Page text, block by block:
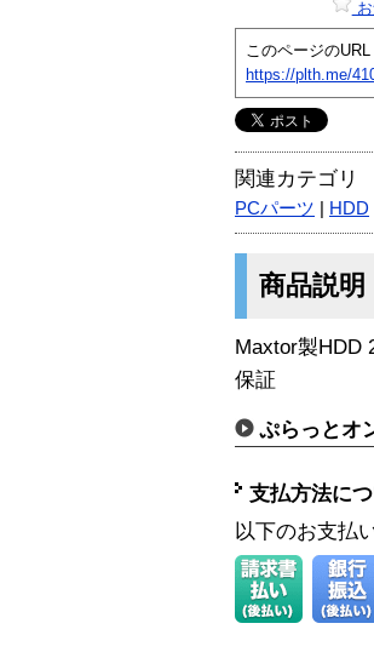
このページのURL
https://plth.me/
関連カテゴリ
PCパーツ HDD
商品説明
Maxtor製HDD
保証
ぷらっとオ
支払方法に
以下のお支払